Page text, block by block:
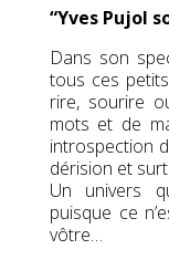
“Yves Pujol
Dans son
tous ces
rire, sourire
mots et de
introspection
dérision et
Un univers
puisque ce
vôtre…